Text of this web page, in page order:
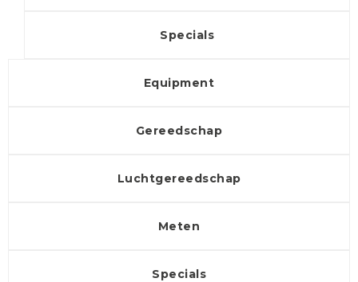
Specials
Equipment
Gereedschap
Luchtgereedschap
Meten
Specials